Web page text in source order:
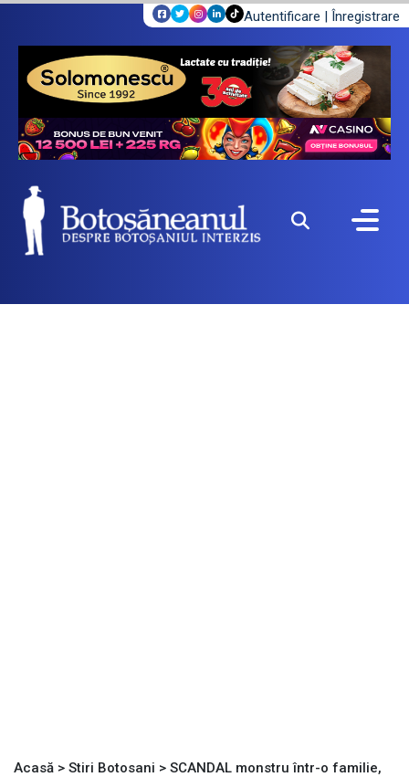
Autentificare | Înregistrare
Acasă > Stiri Botosani > SCANDAL monstru într-o familie,